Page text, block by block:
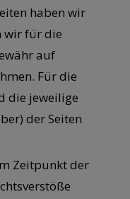
haben wir
wir für die
auf
Für die
die jeweilige
der Seiten
Zeitpunkt der